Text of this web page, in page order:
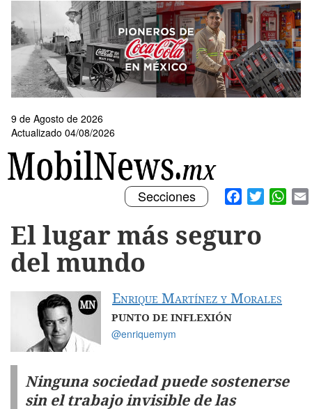
contenido
principal
9 de Agosto de 2026
Actualizado 04/08/2026
Facebook
Twitter
Toggle
navigation
Secciones
El lugar más seguro
del mundo
Enrique Martínez y Morales
PUNTO DE INFLEXIÓN
@enriquemym
Ninguna sociedad puede sostenerse
sin el trabajo invisible de las